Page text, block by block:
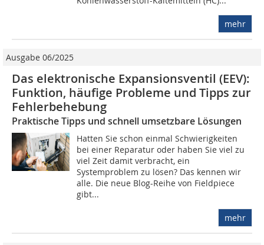
mehr
Ausgabe 06/2025
Das elektronische Expansions­ventil (EEV):
Funktion, häufige Probleme und Tipps zur
Fehlerbehebung
Praktische Tipps und schnell umsetzbare Lösungen
Hatten Sie schon einmal Schwierigkeiten
bei einer Reparatur oder haben Sie viel zu
viel Zeit damit verbracht, ein
Systemproblem zu lösen? Das kennen wir
alle. Die neue Blog-Reihe von Fieldpiece
gibt...
mehr